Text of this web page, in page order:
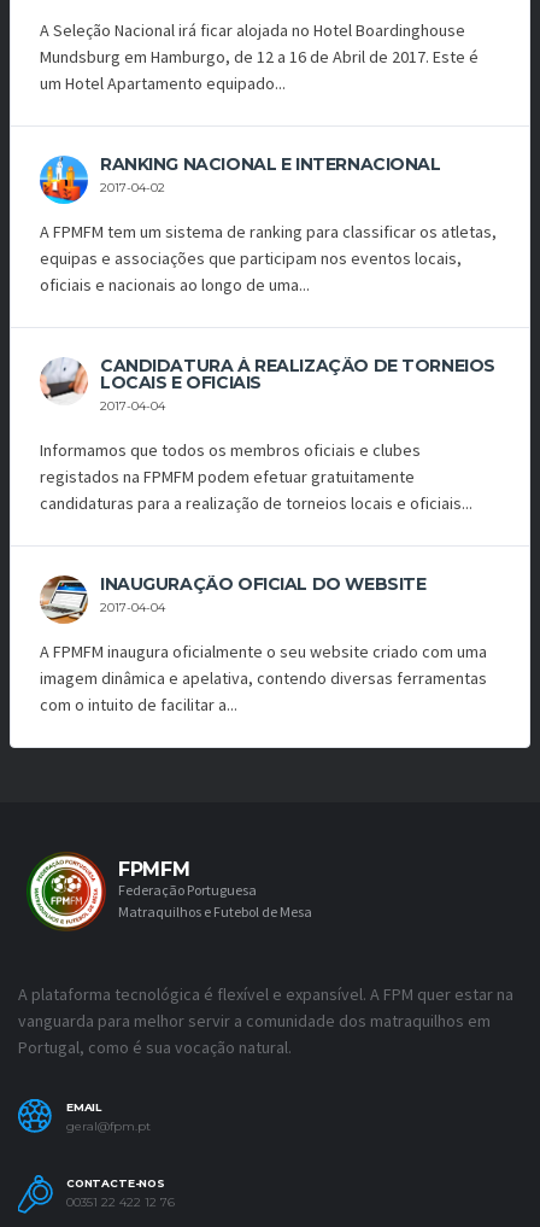
A Seleção Nacional irá ficar alojada no Hotel Boardinghouse
Mundsburg em Hamburgo, de 12 a 16 de Abril de 2017. Este é
um Hotel Apartamento equipado...
RANKING NACIONAL E INTERNACIONAL
2017-04-02
A FPMFM tem um sistema de ranking para classificar os atletas,
equipas e associações que participam nos eventos locais,
oficiais e nacionais ao longo de uma...
CANDIDATURA À REALIZAÇÃO DE TORNEIOS
LOCAIS E OFICIAIS
2017-04-04
Informamos que todos os membros oficiais e clubes
registados na FPMFM podem efetuar gratuitamente
candidaturas para a realização de torneios locais e oficiais...
INAUGURAÇÃO OFICIAL DO WEBSITE
2017-04-04
A FPMFM inaugura oficialmente o seu website criado com uma
imagem dinâmica e apelativa, contendo diversas ferramentas
com o intuito de facilitar a...
FPMFM
Federação Portuguesa
Matraquilhos e Futebol de Mesa
A plataforma tecnológica é flexível e expansível. A FPM quer estar na
vanguarda para melhor servir a comunidade dos matraquilhos em
Portugal, como é sua vocação natural.
EMAIL
geral@fpm.pt
CONTACTE-NOS
00351 22 422 12 76